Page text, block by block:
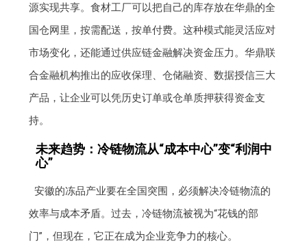
源实现共享。食材工厂可以把自己的库存放在华鼎的全
国仓网里，按需配送，按单付费。这种模式能灵活应对
市场变化，还能通过供应链金融解决资金压力。华鼎联
合金融机构推出的应收保理、仓储融资、数据授信三大
产品，让企业可以凭历史订单或仓单质押获得资金支
持。
未来趋势：冷链物流从“成本中心”变“利润中
心”
安徽的冻品产业要在全国突围，必须解决冷链物流的
效率与成本矛盾。过去，冷链物流被视为“花钱的部
门”，但现在，它正在成为企业竞争力的核心。